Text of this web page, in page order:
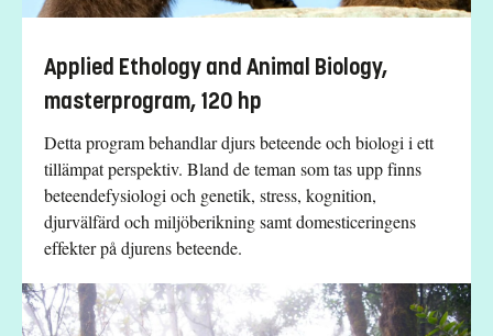
Applied Ethology and Animal Biology,
masterprogram, 120 hp
Detta program behandlar djurs beteende och biologi i ett
tillämpat perspektiv. Bland de teman som tas upp finns
beteendefysiologi och genetik, stress, kognition,
djurvälfärd och miljöberikning samt domesticeringens
effekter på djurens beteende.